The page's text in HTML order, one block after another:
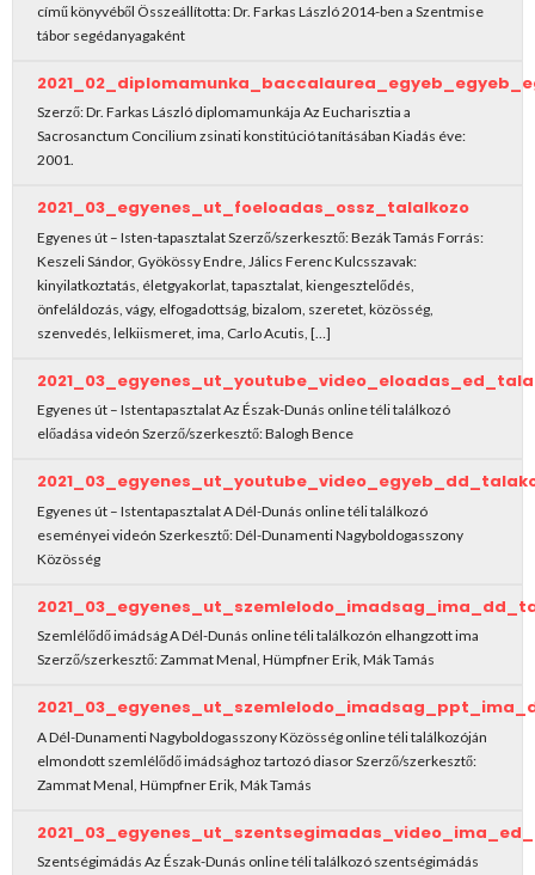
című könyvéből Összeállította: Dr. Farkas László 2014-ben a Szentmise
tábor segédanyagaként
Szerző: Dr. Farkas László diplomamunkája Az Eucharisztia a
Sacrosanctum Concilium zsinati konstitúció tanításában Kiadás éve:
2001.
2021_03_egyenes_ut_foeloadas_ossz_talalkozo
Egyenes út – Isten-tapasztalat Szerző/szerkesztő: Bezák Tamás Forrás:
Keszeli Sándor, Gyökössy Endre, Jálics Ferenc Kulcsszavak:
kinyilatkoztatás, életgyakorlat, tapasztalat, kiengesztelődés,
önfeláldozás, vágy, elfogadottság, bizalom, szeretet, közösség,
szenvedés, lelkiismeret, ima, Carlo Acutis, […]
Egyenes út – Istentapasztalat Az Észak-Dunás online téli találkozó
előadása videón Szerző/szerkesztő: Balogh Bence
Egyenes út – Istentapasztalat A Dél-Dunás online téli találkozó
eseményei videón Szerkesztő: Dél-Dunamenti Nagyboldogasszony
Közösség
Szemlélődő imádság A Dél-Dunás online téli találkozón elhangzott ima
Szerző/szerkesztő: Zammat Menal, Hümpfner Erik, Mák Tamás
A Dél-Dunamenti Nagyboldogasszony Közösség online téli találkozóján
elmondott szemlélődő imádsághoz tartozó diasor Szerző/szerkesztő:
Zammat Menal, Hümpfner Erik, Mák Tamás
Szentségimádás Az Észak-Dunás online téli találkozó szentségimádás